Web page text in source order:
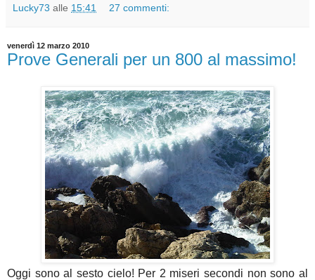
Lucky73 alle 15:41 27 commenti:
venerdì 12 marzo 2010
Prove Generali per un 800 al massimo!
Oggi sono al sesto cielo! Per 2 miseri secondi non sono al